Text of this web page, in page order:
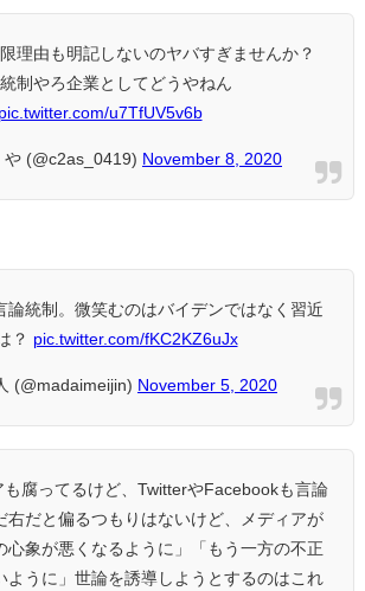
理由も明記しないのヤバすぎませんか？
制やろ企業としてどうやねん
pic.twitter.com/u7TfUV5v6b
(@c2as_0419) November 8, 2020
論統制。微笑むのはバイデンではなく習近
？ pic.twitter.com/fKC2KZ6uJx
(@madaimeijin) November 5, 2020
腐ってるけど、TwitterやFacebookも言論
右だと偏るつもりはないけど、メディアが
心象が悪くなるように」「もう一方の不正
ように」世論を誘導しようとするのはこれ